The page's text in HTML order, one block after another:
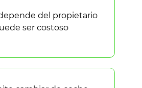
del propietario
ser costoso